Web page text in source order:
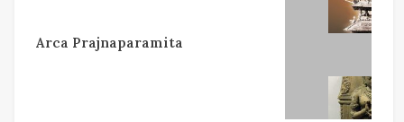
Arca Prajnaparamita